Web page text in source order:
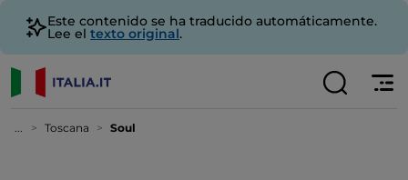
Este contenido se ha traducido automáticamente.
Lee el texto original.
... Toscana Soul